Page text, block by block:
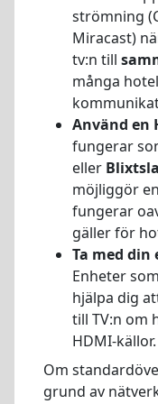
strömning
Miracast)
tv:n till
många
Använd en
fungerar
eller
möjliggör
fungerar
gäller för
Ta med din
Enheter
hjälpa dig
till TV:n om
HDMI-källor.
Om
grund av